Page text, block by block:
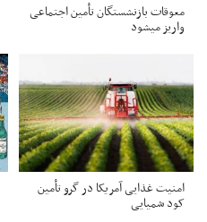
معوقات بازنشستگان تأمین اجتماعی
واریز میشود
امنیت غذایی آمریکا در گرو تأمین
کود شمیایی